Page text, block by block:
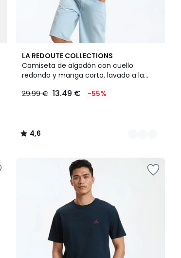
LA REDOUTE COLLECTIONS
Camiseta de algodón con cuello
redondo y manga corta, lavado a la
29.99 € 13.49 € -55%
4,6
/ 5
4
Colores
4,6
/